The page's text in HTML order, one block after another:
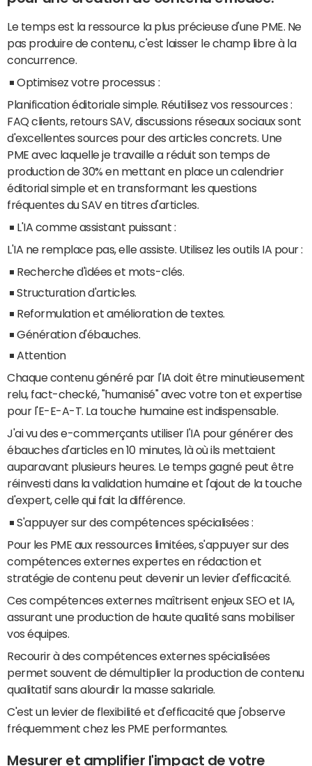
Le temps est la ressource la plus précieuse d'une PME. Ne
pas produire de contenu, c'est laisser le champ libre à la
concurrence.
Optimisez votre processus :
Planification éditoriale simple. Réutilisez vos ressources :
FAQ clients, retours SAV, discussions réseaux sociaux sont
d'excellentes sources pour des articles concrets. Une
PME avec laquelle je travaille a réduit son temps de
production de 30% en mettant en place un calendrier
éditorial simple et en transformant les questions
fréquentes du SAV en titres d'articles.
L'IA comme assistant puissant :
L'IA ne remplace pas, elle assiste. Utilisez les outils IA pour :
Recherche d'idées et mots-clés.
Structuration d'articles.
Reformulation et amélioration de textes.
Génération d'ébauches.
Attention
Chaque contenu généré par l'IA doit être minutieusement
relu, fact-checké, "humanisé" avec votre ton et expertise
pour l'E-E-A-T. La touche humaine est indispensable.
J'ai vu des e-commerçants utiliser l'IA pour générer des
ébauches d'articles en 10 minutes, là où ils mettaient
auparavant plusieurs heures. Le temps gagné peut être
réinvesti dans la validation humaine et l'ajout de la touche
d'expert, celle qui fait la différence.
S'appuyer sur des compétences spécialisées :
Pour les PME aux ressources limitées, s'appuyer sur des
compétences externes expertes en rédaction et
stratégie de contenu peut devenir un levier d'efficacité.
Ces compétences externes maîtrisent enjeux SEO et IA,
assurant une production de haute qualité sans mobiliser
vos équipes.
Recourir à des compétences externes spécialisées
permet souvent de démultiplier la production de contenu
qualitatif sans alourdir la masse salariale.
C'est un levier de flexibilité et d'efficacité que j'observe
fréquemment chez les PME performantes.
Mesurer et amplifier l'impact de votre